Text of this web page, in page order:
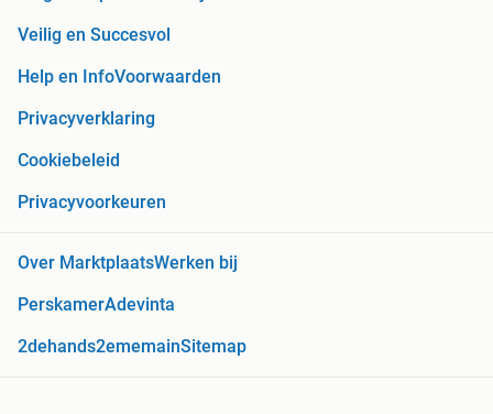
Veilig en Succesvol
Help en InfoVoorwaarden
Privacyverklaring
Cookiebeleid
Privacyvoorkeuren
Over MarktplaatsWerken bij
PerskamerAdevinta
2dehands2ememainSitemap